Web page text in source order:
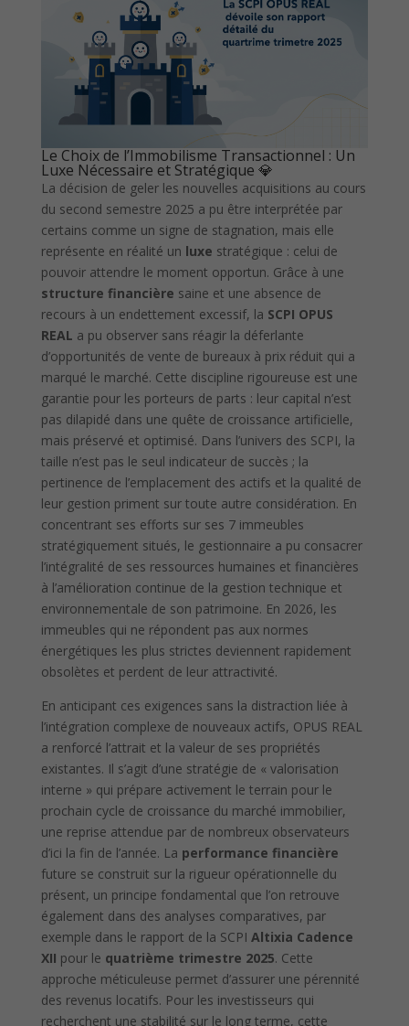
Le Choix de l’Immobilisme Transactionnel : Un
Luxe Nécessaire et Stratégique 💎
La décision de geler les nouvelles acquisitions au cours
du second semestre 2025 a pu être interprétée par
certains comme un signe de stagnation, mais elle
représente en réalité un luxe stratégique : celui de
pouvoir attendre le moment opportun. Grâce à une
structure financière saine et une absence de
recours à un endettement excessif, la SCPI OPUS
REAL a pu observer sans réagir la déferlante
d’opportunités de vente de bureaux à prix réduit qui a
marqué le marché. Cette discipline rigoureuse est une
garantie pour les porteurs de parts : leur capital n’est
pas dilapidé dans une quête de croissance artificielle,
mais préservé et optimisé. Dans l’univers des SCPI, la
taille n’est pas le seul indicateur de succès ; la
pertinence de l’emplacement des actifs et la qualité de
leur gestion priment sur toute autre considération. En
concentrant ses efforts sur ses 7 immeubles
stratégiquement situés, le gestionnaire a pu consacrer
l’intégralité de ses ressources humaines et financières
à l’amélioration continue de la gestion technique et
environnementale de son patrimoine. En 2026, les
immeubles qui ne répondent pas aux normes
énergétiques les plus strictes deviennent rapidement
obsolètes et perdent de leur attractivité.
En anticipant ces exigences sans la distraction liée à
l’intégration complexe de nouveaux actifs, OPUS REAL
a renforcé l’attrait et la valeur de ses propriétés
existantes. Il s’agit d’une stratégie de « valorisation
interne » qui prépare activement le terrain pour le
prochain cycle de croissance du marché immobilier,
une reprise attendue par de nombreux observateurs
d’ici la fin de l’année. La performance financière
future se construit sur la rigueur opérationnelle du
présent, un principe fondamental que l’on retrouve
également dans des analyses comparatives, par
exemple dans le rapport de la SCPI Altixia Cadence
XII pour le quatrième trimestre 2025. Cette
approche méticuleuse permet d’assurer une pérennité
des revenus locatifs. Pour les investisseurs qui
recherchent une stabilité sur le long terme, cette